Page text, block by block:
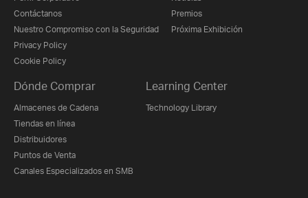
Contáctanos
Nuestro Compromiso con la Seguridad
Privacy Policy
Cookie Policy
Premios
Próxima Exhibición
Dónde Comprar
Almacenes de Cadena
Tiendas en línea
Distribuidores
Puntos de Venta
Canales Especializados en SMB
Learning Center
Technology Library